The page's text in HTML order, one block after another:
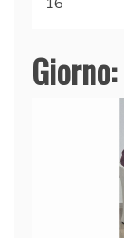
Giorno: